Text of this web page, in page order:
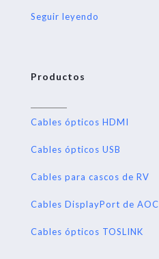
Seguir leyendo
Productos
Cables ópticos HDMI
Cables ópticos USB
Cables para cascos de RV
Cables DisplayPort de AOC
Cables ópticos TOSLINK